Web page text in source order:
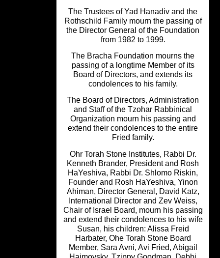
The Trustees of Yad Hanadiv and
Rothschild Family mourn the passing
the Director General of the
from 1982 to 1999.
The Bracha Foundation mourns the
passing of a longtime Member of its
Board of Directors, and extends its
condolences to his family.
The Board of Directors,
and Staff of the Tzohar Rabbinical
Organization mourn his passing
extend their condolences to the
Fried family.
Ohr Torah Stone Institutes, Rabbi
Kenneth Brander, President and
HaYeshiva, Rabbi Dr. Shlomo
Founder and Rosh HaYeshiva,
Ahiman, Director General, David
International Director and Zev
Chair of Israel Board, mourn his
and extend their condolences to his
Susan, his children: Alissa Freid
Harbater, Ohe Torah Stone Board
Member, Sara Avni, Avi Fried,